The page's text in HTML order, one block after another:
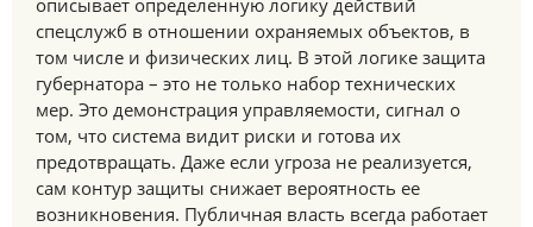
описывает определенную логику действий
спецслужб в отношении охраняемых объектов, в
том числе и физических лиц. В этой логике защита
губернатора – это не только набор технических
мер. Это демонстрация управляемости, сигнал о
том, что система видит риски и готова их
предотвращать. Даже если угроза не реализуется,
сам контур защиты снижает вероятность ее
возникновения. Публичная власть всегда работает